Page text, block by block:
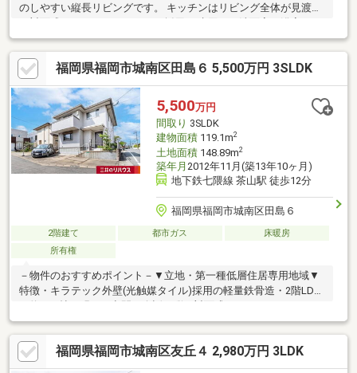
のしやすい縦長リビングです。 キッチンはリビング全体が見渡せ
トイレが集約されており、家事動線に配慮された間取りです。 玄
関横には、廊下から直接出入りできる独立したトイレを配置して
います。【2階：独立性と収納を確保した4居室】 階段を上がる
と、全4居室が独立した配置となっています。 各居室は5.0帖以上
の広さを確保し、全室にクローゼット収納を完備。 約6.32帖の洋
室は、北西向きのバルコニーに面しています。
福岡県福岡市城南区田島６ 5,500万円 3SLDK
5,500万円
間取り 3SLDK
建物面積119.1m2
土地面積148.89m2
築年月 2012年11月(築13年10ヶ月)
地下鉄七隈線 茶山駅 徒歩12分
福岡県福岡市城南区田島６
2階建て 都市ガス
床暖房
所有権
－物件のおすすめポイント－▼立地・第一種低層住居専用地域▼
特徴・キラテック外壁(光触媒タイル)採用の軽量鉄骨造・2階LDK
ーへ出入り可能・1階の洋室約10.3帖は勝手口付・SIC・大容量の
WICなど豊富な収納スペース・駐車場有(車種による)▼設備・床暖
房(LD・洋室約10.3帖)・食器洗乾燥機▼周辺環境・イオンスタイ
ル笹丘 徒歩9分(約680m)・田島小学校 徒歩8分(約600m)■ ご希望
福岡県福岡市城南区友丘４ 2,980万円 3LDK